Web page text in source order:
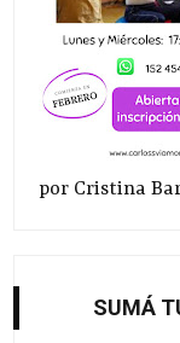
por Cristina
SUMÁ